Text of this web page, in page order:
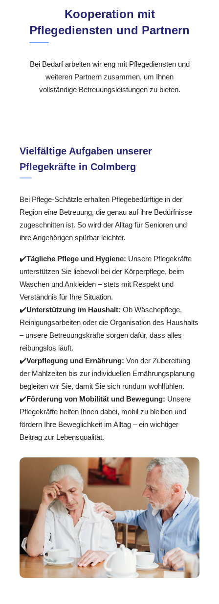
Kooperation mit
Pflegediensten und Partnern
Bei Bedarf arbeiten wir eng mit Pflegediensten und
weiteren Partnern zusammen, um Ihnen
vollständige Betreuungsleistungen zu bieten.
Vielfältige Aufgaben unserer
Pflegekräfte in Colmberg
Bei Pflege-Schätzle erhalten Pflegebedürftige in der
Region eine Betreuung, die genau auf ihre Bedürfnisse
zugeschnitten ist. So wird der Alltag für Senioren und
ihre Angehörigen spürbar leichter.
✔️Tägliche Pflege und Hygiene: Unsere Pflegekräfte
unterstützen Sie liebevoll bei der Körperpflege, beim
Waschen und Ankleiden – stets mit Respekt und
Verständnis für Ihre Situation.
✔️Unterstützung im Haushalt: Ob Wäschepflege,
Reinigungsarbeiten oder die Organisation des Haushalts
– unsere Betreuungskräfte sorgen dafür, dass alles
reibungslos läuft.
✔️Verpflegung und Ernährung: Von der Zubereitung
der Mahlzeiten bis zur individuellen Ernährungsplanung
begleiten wir Sie, damit Sie sich rundum wohlfühlen.
✔️Förderung von Mobilität und Bewegung: Unsere
Pflegekräfte helfen Ihnen dabei, mobil zu bleiben und
fördern Ihre Beweglichkeit im Alltag – ein wichtiger
Beitrag zur Lebensqualität.